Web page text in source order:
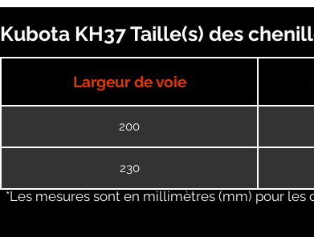
Kubota KH37 Taille(s) des
Largeur de voie
200
230
*Les mesures sont en millimètres (mm) pour